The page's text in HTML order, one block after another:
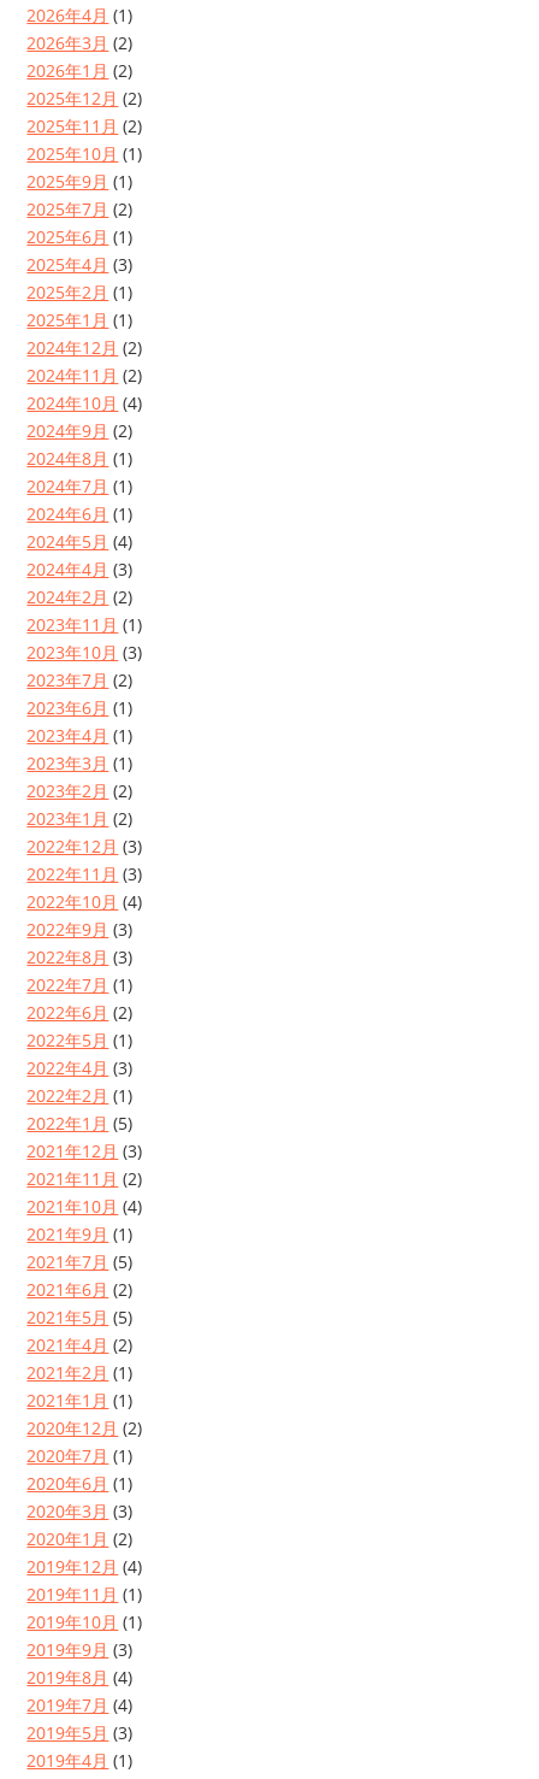
2026年4月 (1)
2026年3月 (2)
2026年1月 (2)
2025年12月 (2)
2025年11月 (2)
2025年10月 (1)
2025年9月 (1)
2025年7月 (2)
2025年6月 (1)
2025年4月 (3)
2025年2月 (1)
2025年1月 (1)
2024年12月 (2)
2024年11月 (2)
2024年10月 (4)
2024年9月 (2)
2024年8月 (1)
2024年7月 (1)
2024年6月 (1)
2024年5月 (4)
2024年4月 (3)
2024年2月 (2)
2023年11月 (1)
2023年10月 (3)
2023年7月 (2)
2023年6月 (1)
2023年4月 (1)
2023年3月 (1)
2023年2月 (2)
2023年1月 (2)
2022年12月 (3)
2022年11月 (3)
2022年10月 (4)
2022年9月 (3)
2022年8月 (3)
2022年7月 (1)
2022年6月 (2)
2022年5月 (1)
2022年4月 (3)
2022年2月 (1)
2022年1月 (5)
2021年12月 (3)
2021年11月 (2)
2021年10月 (4)
2021年9月 (1)
2021年7月 (5)
2021年6月 (2)
2021年5月 (5)
2021年4月 (2)
2021年2月 (1)
2021年1月 (1)
2020年12月 (2)
2020年7月 (1)
2020年6月 (1)
2020年3月 (3)
2020年1月 (2)
2019年12月 (4)
2019年11月 (1)
2019年10月 (1)
2019年9月 (3)
2019年8月 (4)
2019年7月 (4)
2019年5月 (3)
2019年4月 (1)